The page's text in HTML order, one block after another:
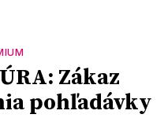
Zákaz
pohľadávky